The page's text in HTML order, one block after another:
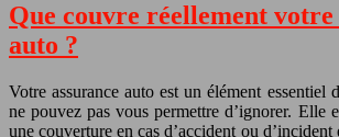
Que couvre réellement votre
auto ?
Votre assurance auto est un élément essentiel
ne pouvez pas vous permettre d’ignorer. Elle
une couverture en cas d’accident ou